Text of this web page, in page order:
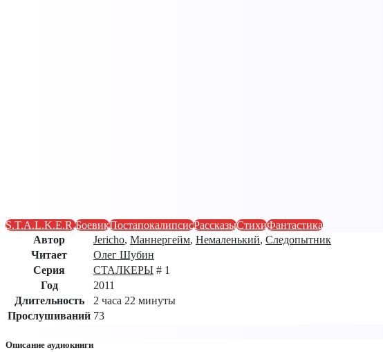
S.T.A.L.K.E.R.БоевикПостапокалипсисРассказыСтихиФантастика
Автор
Jericho, Маннергейм, Немаленький, Следопытник
Читает
Олег Шубин
Серия
СТАЛКЕРЫ # 1
Год
2011
Длительность
2 часа 22 минуты
Прослушиваний 73
Описание аудиокниги